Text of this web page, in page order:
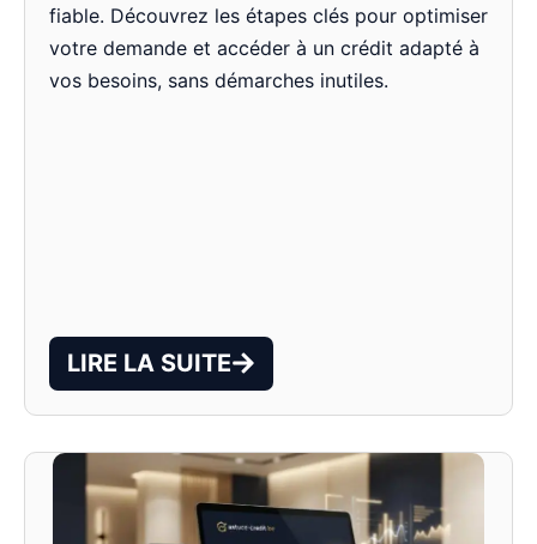
fiable. Découvrez les étapes clés pour optimiser
votre demande et accéder à un crédit adapté à
vos besoins, sans démarches inutiles.
LIRE LA SUITE